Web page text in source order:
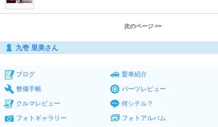
次のページ >>
九壱 里美さん
ブログ
愛車紹介
整備手帳
パーツレビュー
クルマレビュー
何シテル？
フォトギャラリー
フォトアルバム